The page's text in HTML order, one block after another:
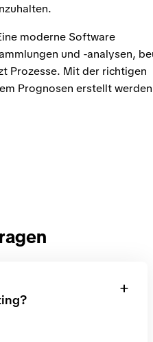
moderne Software
und -analysen,
Prozesse. Mit der richtigen
Prognosen erstellt